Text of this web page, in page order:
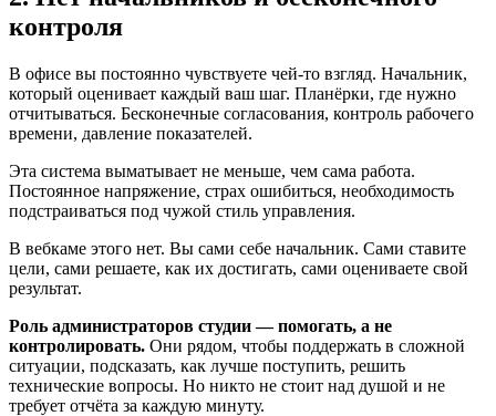
контроля
В офисе вы постоянно чувствуете чей-то взгляд. Начальник,
который оценивает каждый ваш шаг. Планёрки, где нужно
отчитываться. Бесконечные согласования, контроль рабочего
времени, давление показателей.
Эта система выматывает не меньше, чем сама работа.
Постоянное напряжение, страх ошибиться, необходимость
подстраиваться под чужой стиль управления.
В вебкаме этого нет. Вы сами себе начальник. Сами ставите
цели, сами решаете, как их достигать, сами оцениваете свой
результат.
Роль администраторов студии — помогать, а не
контролировать. Они рядом, чтобы поддержать в сложной
ситуации, подсказать, как лучше поступить, решить
технические вопросы. Но никто не стоит над душой и не
требует отчёта за каждую минуту.